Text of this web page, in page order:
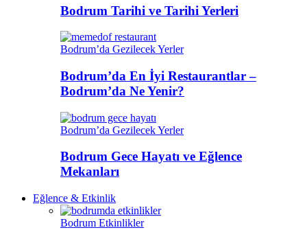
Bodrum Tarihi ve Tarihi Yerleri
Bodrum’da Gezilecek Yerler
Bodrum’da En İyi Restaurantlar –
Bodrum’da Ne Yenir?
Bodrum’da Gezilecek Yerler
Bodrum Gece Hayatı ve Eğlence
Mekanları
Eğlence & Etkinlik
Bodrum Etkinlikler